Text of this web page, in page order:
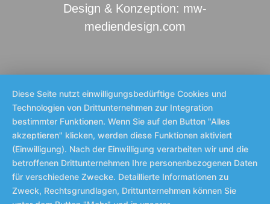
Design & Konzeption: mw-
mediendesign.com
Diese Seite nutzt einwilligungsbedürftige Cookies und
Technologien von Drittunternehmen zur Integration
bestimmter Funktionen. Wenn Sie auf den Button "Alles
akzeptieren" klicken, werden diese Funktionen aktiviert
(Einwilligung). Nach der Einwilligung verarbeiten wir und die
betroffenen Drittunternehmen Ihre personenbezogenen Daten
für verschiedene Zwecke. Detaillierte Informationen zu
Zweck, Rechtsgrundlagen, Drittunternehmen können Sie